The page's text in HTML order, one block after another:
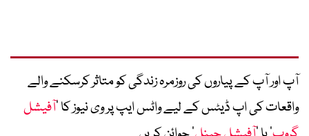
آپ اور آپ کے پیاروں کی روزمرہ زندگی کو متاثر کرسکنے والے
واقعات کی اپ ڈیٹس کے لیے واٹس ایپ پر وی نیوز کا ’آفیشل